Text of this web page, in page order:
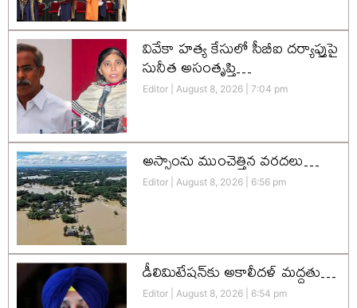
వివేకా హత్య కేసులో సీబీఐ దర్యాప్తుపై
సునీత అసంతృప్తి…
Editor August 8, 2026 7:04 pm
అస్సాంను ముంచెత్తిన వరదలు…
Editor August 8, 2026 6:56 pm
డీలిమిటేషన్‌కు అకాలీదళ్‌ మద్దతు…
Editor August 8, 2026 6:54 pm